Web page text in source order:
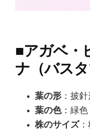
■アガベ・
ナ（バス
葉の形 ：披
葉の色：緑色
株のサイズ